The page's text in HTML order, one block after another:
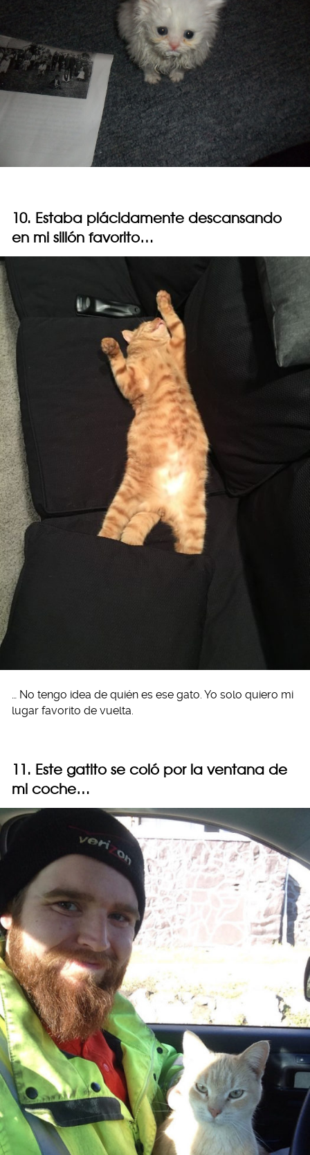
10. Estaba plácidamente descansando
en mi sillón favorito…
… No tengo idea de quién es ese gato. Yo solo quiero mi
lugar favorito de vuelta.
11. Este gatito se coló por la ventana de
mi coche…